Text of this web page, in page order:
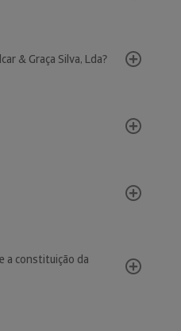
& Graça Silva, Lda?
a constituição da